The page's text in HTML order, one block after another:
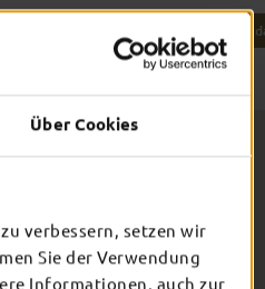
Über Cookies
verbessern, setzen wir
Sie der Verwendung
Informationen, auch zur
Zum Straßenkunstfestival